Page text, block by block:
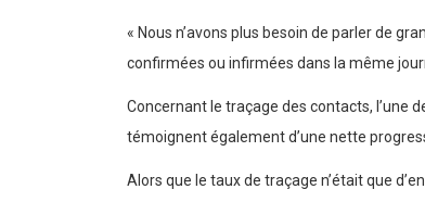
« Nous n’avons plus besoin de parler de
confirmées ou infirmées dans la même
Concernant le traçage des contacts, l’une
témoignent également d’une nette
Alors que le taux de traçage n’était que